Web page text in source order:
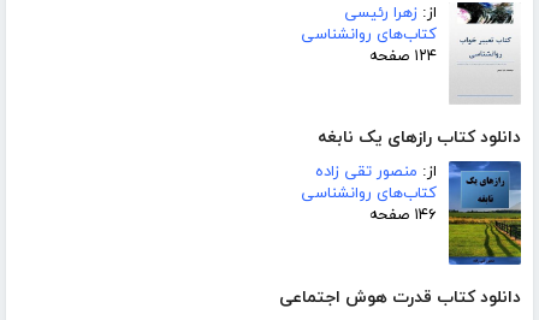
از: زهرا رئیسی
کتاب‌های روانشناسی
۱۲۴ صفحه
دانلود کتاب رازهای یک نابغه
از: منصور تقی زاده
کتاب‌های روانشناسی
۱۴۶ صفحه
دانلود کتاب قدرت هوش اجتماعی